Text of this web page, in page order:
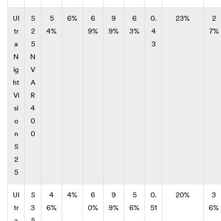
Ul
tr
a
N
ig
ht
Vi
si
o
n
S
2
5
S
2
5
N
V
A
R
4
0
0
5
4%
6%
6
9%
9
9%
6
3%
0.
4
3
23%
2
7%
Ul
tr
S
3
4
6%
4%
6
0%
9
9%
5
6%
0.
51
20%
3
6%